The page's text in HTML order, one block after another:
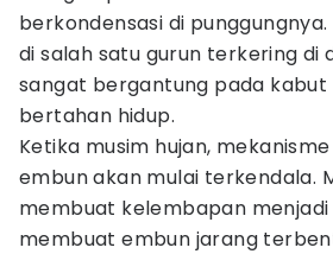
berkondensasi di
di salah satu gurun terkering di
sangat bergantung pada kabut
bertahan hidup.
Ketika musim hujan,
embun akan mulai terkendala.
membuat kelembapan
membuat embun jarang